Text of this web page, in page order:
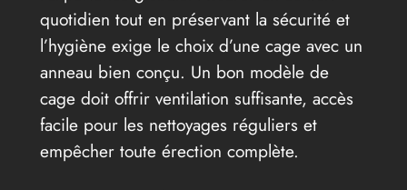
quotidien tout en préservant la sécurité et
l’hygiène exige le choix d’une cage avec un
anneau bien conçu. Un bon modèle de
cage doit offrir ventilation suffisante, accès
facile pour les nettoyages réguliers et
empêcher toute érection complète.